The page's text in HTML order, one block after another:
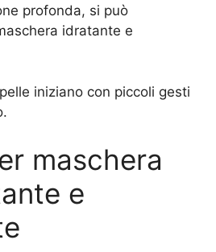
profonda, si può
idratante e
iniziano con piccoli gesti
maschera
e